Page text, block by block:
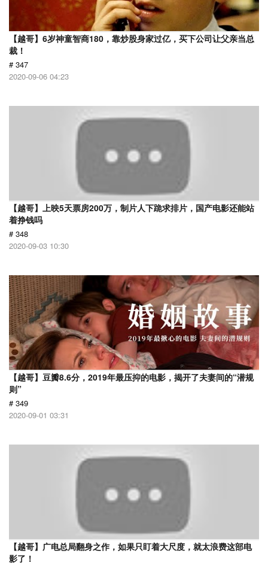
【越哥】6岁神童智商180，靠炒股身家过亿，买下公司让父亲当总
裁！
# 347
2020-09-06 04:23
【越哥】上映5天票房200万，制片人下跪求排片，国产电影还能站
着挣钱吗
# 348
2020-09-03 10:30
【越哥】豆瓣8.6分，2019年最压抑的电影，揭开了夫妻间的“潜规
则”
# 349
2020-09-01 03:31
【越哥】广电总局翻身之作，如果只盯着大尺度，就太浪费这部电
影了！